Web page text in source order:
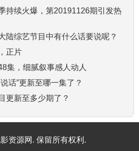
持续火爆，第20191126期引发热
陆综艺节目中有什么话要说呢？
正片
集，细腻叙事感人动人
话”更新至哪一集了？
更新至多少期了？
资源网. 保留所有权利.